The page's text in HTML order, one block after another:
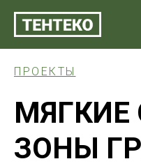
ПРОЕКТЫ
МЯГКИЕ
ЗОНЫ